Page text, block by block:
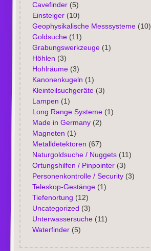
Cavefinder(5)
Einsteiger(10)
Geophysikalische Messsysteme(10)
Goldsuche(11)
Grabungswerkzeuge(1)
Höhlen (3)
Hohlräume(3)
Kanonenkugeln (1)
Kleinteilsuchgeräte(3)
Lampen (1)
Long Range Systeme(1)
Made in Germany(2)
Magneten (1)
Metalldetektoren (67)
Naturgoldsuche / Nuggets(11)
Ortungshilfen / Pinpointer(3)
Personenkontrolle / Security(3)
Teleskop-Gestänge(1)
Tiefenortung (12)
Uncategorized (3)
Unterwassersuche(11)
Waterfinder(5)